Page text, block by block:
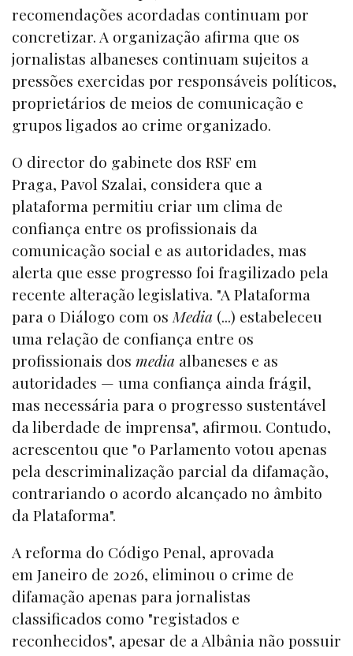
recomendações acordadas continuam por
concretizar. A organização afirma que os
jornalistas albaneses continuam sujeitos a
pressões exercidas por responsáveis políticos,
proprietários de meios de comunicação e
grupos ligados ao crime organizado.
O director do gabinete dos RSF em
Praga, Pavol Szalai, considera que a
plataforma permitiu criar um clima de
confiança entre os profissionais da
comunicação social e as autoridades, mas
alerta que esse progresso foi fragilizado pela
recente alteração legislativa. "A Plataforma
para o Diálogo com os Media (...) estabeleceu
uma relação de confiança entre os
profissionais dos media albaneses e as
autoridades — uma confiança ainda frágil,
mas necessária para o progresso sustentável
da liberdade de imprensa", afirmou. Contudo,
acrescentou que "o Parlamento votou apenas
pela descriminalização parcial da difamação,
contrariando o acordo alcançado no âmbito
da Plataforma".
A reforma do Código Penal, aprovada
em Janeiro de 2026, eliminou o crime de
difamação apenas para jornalistas
classificados como "registados e
reconhecidos", apesar de a Albânia não possuir